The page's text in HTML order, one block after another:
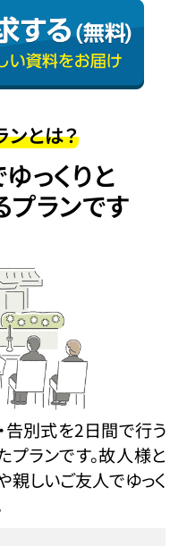
とは？
っくりと
プランです
告別式を2日間で行う
ランです。故人様と
親しいご友人でゆっく